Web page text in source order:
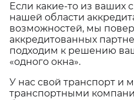
Если какие-то из ваших
нашей области
возможностей, мы
аккредитованных
подходим к решению
«одного окна».
У нас свой транспорт и
транспортными